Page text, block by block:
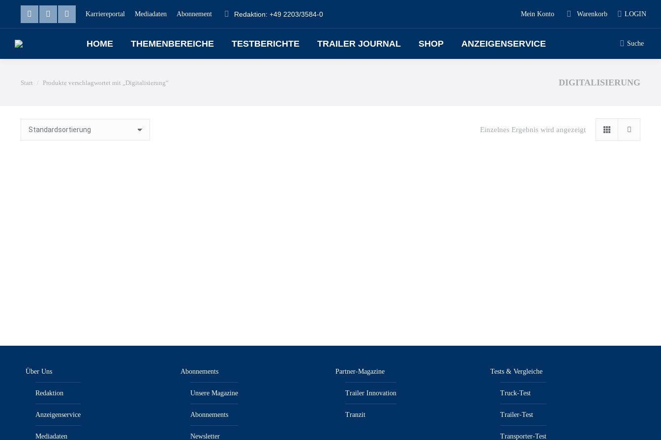
Karriereportal Mediadaten Abonnement Redaktion: +49 2203/3584-0 Mein Konto Warenkorb LOGIN
HOME THEMENBEREICHE TESTBERICHTE TRAILER JOURNAL SHOP ANZEIGENSERVICE Suche
Sie befinden sich hier:
Start Produkte verschlagwortet mit „Digitalisierung“ DIGITALISIERUNG
Einzelnes Ergebnis wird angezeigt
Über Uns
Redaktion
Anzeigenservice
Mediadaten
Abonnements
Unsere Magazine
Abonnements
Newsletter
Partner-Magazine
Trailer Innovation
Tranzit
Tests & Vergleiche
Truck-Test
Trailer-Test
Transporter-Test